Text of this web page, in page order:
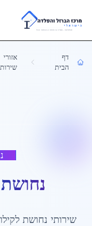
Skip to main content
דף
הבית
אזורי
שירות
שירותי נחושת לקילו